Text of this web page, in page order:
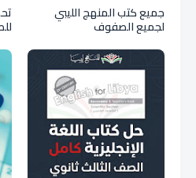
جميع كتب المنهج الليبي
لجميع الصفوف